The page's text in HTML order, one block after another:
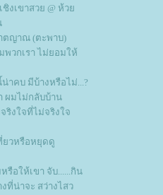
ชิงเขาสวย @ ห้ว
ตญาณ (ตะพาบ)
พวกเรา ไม่ยอมให้
น่าคบ มีบ้างหรือไม่...?
ผมไม่กลับบ้าน
ริงใจที่ไม่จริงใจ
ยวหรือหยุดดู
รือให้เขา จับ......กิน
ที่น่าจะ สว่างไสว